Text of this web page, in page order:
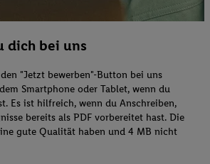
dich bei uns
"Jetzt bewerben"-Button bei uns
Smartphone oder Tablet, wenn du
Es ist hilfreich, wenn du Anschreiben,
bereits als PDF vorbereitet hast. Die
gute Qualität haben und 4 MB nicht